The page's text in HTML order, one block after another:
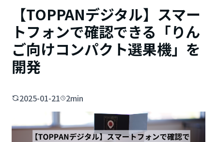
エッジ
LPWA
DaaS
IaaS
ビッグデータ
MNO
機」を開発
【TOPPANデジタル】スマー
トフォンで確認できる「りん
ご向けコンパクト選果機」を
開発
2025-01-21 2min